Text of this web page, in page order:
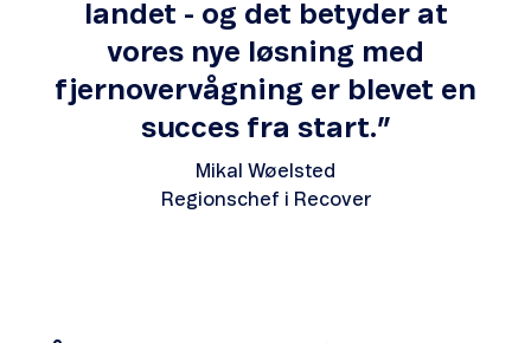
landet - og det betyder at
vores nye løsning med
fjernovervågning er blevet en
succes fra start.”
Mikal Wøelsted
Regionschef i Recover